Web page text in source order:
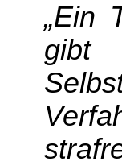
„Ein
gibt